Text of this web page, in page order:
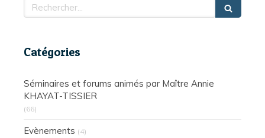
Rechercher
Catégories
Séminaires et forums animés par Maître Annie
KHAYAT-TISSIER
(66)
Evènements (4)